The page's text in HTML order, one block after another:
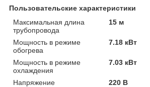
Пользовательские характеристики
Максимальная длина
трубопровода
15 м
Мощность в режиме
обогрева
7.18 кВт
Мощность в режиме
охлаждения
7.03 кВт
Напряжение
220 В